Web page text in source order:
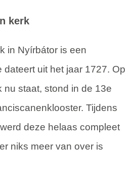
kerk
in Nyírbátor is een
uit het jaar 1727. Op
nu staat, stond in de 13e
Tijdens
deze helaas compleet
niks meer van over is